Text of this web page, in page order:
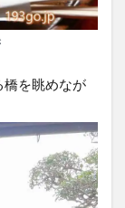
橋を眺めなが